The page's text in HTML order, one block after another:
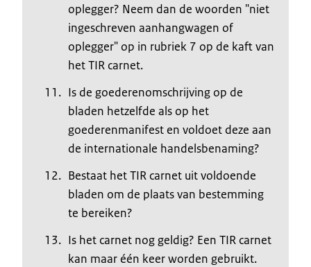
oplegger? Neem dan de woorden "niet
ingeschreven aanhangwagen of
oplegger" op in rubriek 7 op de kaft van
het TIR carnet.
Is de goederenomschrijving op de
bladen hetzelfde als op het
goederenmanifest en voldoet deze aan
de internationale handelsbenaming?
Bestaat het TIR carnet uit voldoende
bladen om de plaats van bestemming
te bereiken?
Is het carnet nog geldig? Een TIR carnet
kan maar één keer worden gebruikt.